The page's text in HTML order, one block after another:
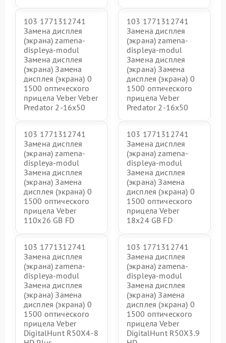
103 1771312741
Замена дисплея
(экрана) zamena-
displeya-modul
Замена дисплея
(экрана) Замена
дисплея (экрана) 0
1500 оптического
прицела Veber Veber
Predator 2-16x50
103 1771312741
Замена дисплея
(экрана) zamena-
displeya-modul
Замена дисплея
(экрана) Замена
дисплея (экрана) 0
1500 оптического
прицела Veber
Predator 2-16x50
103 1771312741
Замена дисплея
(экрана) zamena-
displeya-modul
Замена дисплея
(экрана) Замена
дисплея (экрана) 0
1500 оптического
прицела Veber
110х26 GB FD
103 1771312741
Замена дисплея
(экрана) zamena-
displeya-modul
Замена дисплея
(экрана) Замена
дисплея (экрана) 0
1500 оптического
прицела Veber
18x24 GB FD
103 1771312741
Замена дисплея
(экрана) zamena-
displeya-modul
Замена дисплея
(экрана) Замена
дисплея (экрана) 0
1500 оптического
прицела Veber
DigitalHunt R50X4-8
103 1771312741
Замена дисплея
(экрана) zamena-
displeya-modul
Замена дисплея
(экрана) Замена
дисплея (экрана) 0
1500 оптического
прицела Veber
DigitalHunt R50X3.9